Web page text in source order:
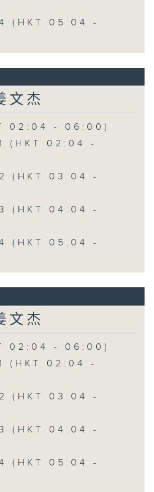
(HKT 05:04 -
文杰
02:04 - 06:00)
(HKT 02:04 -
(HKT 03:04 -
(HKT 04:04 -
(HKT 05:04 -
文杰
02:04 - 06:00)
(HKT 02:04 -
(HKT 03:04 -
(HKT 04:04 -
(HKT 05:04 -